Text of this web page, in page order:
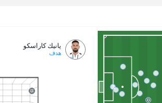
يانيك كاراسكو
هدف